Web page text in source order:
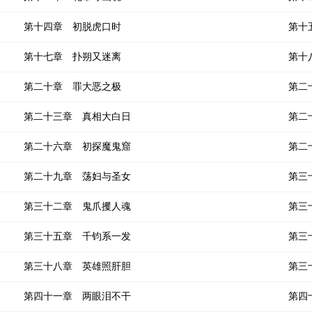
第十四章 初脱虎口时 第十
第十七章 扑朔又迷离 第十
第二十章 罪大恶之极 第二
第二十三章 真相大白日 第二
第二十六章 初探魔鬼窟 第二
第二十九章 荡妇与圣女 第三
第三十二章 鬼爪攫人魂 第三
第三十五章 千钧系一发 第三
第三十八章 英雄照肝胆 第三
第四十一章 两眼泪不干 第四